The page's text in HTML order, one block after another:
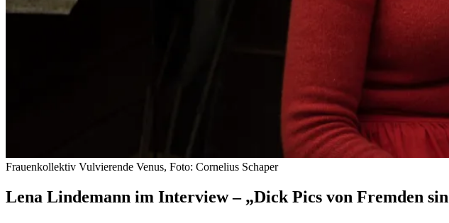
Frauenkollektiv Vulvierende Venus, Foto: Cornelius Schaper
Lena Lindemann im Interview – „Dick Pics von Fremden